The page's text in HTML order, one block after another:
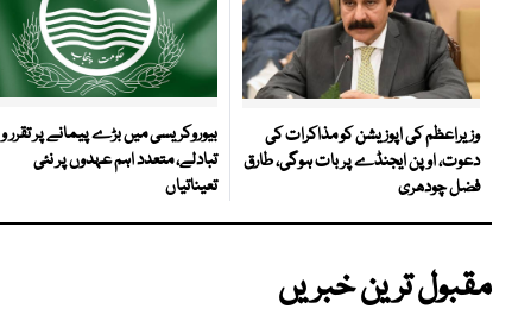
وزیراعظم کی اپوزیشن کو مذاکرات کی
دعوت، اوپن ایجنڈے پر بات ہوگی، طارق
فضل چودھری
بیوروکریسی میں بڑے پیمانے پر تقرر و
تبادلے، متعدد اہم عہدوں پر نئی
تعیناتیاں
مقبول ترین خبریں